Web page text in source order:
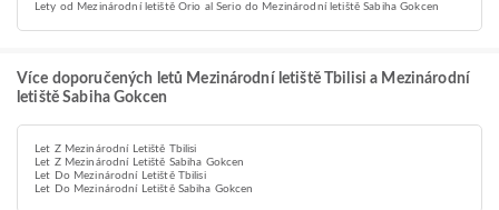
Lety od Mezinárodní letiště Orio al Serio do Mezinárodní letiště Sabiha Gokcen
Více doporučených letů Mezinárodní letiště Tbilisi a Mezinárodní
letiště Sabiha Gokcen
Let Z Mezinárodní Letiště Tbilisi
Let Z Mezinárodní Letiště Sabiha Gokcen
Let Do Mezinárodní Letiště Tbilisi
Let Do Mezinárodní Letiště Sabiha Gokcen